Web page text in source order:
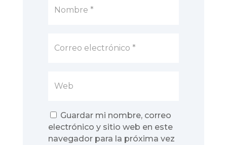
Guardar mi nombre, correo
electrónico y sitio web en este
navegador para la próxima vez